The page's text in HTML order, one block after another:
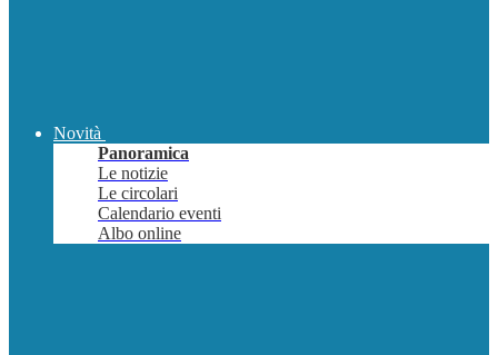
Novità
Panoramica
Le notizie
Le circolari
Calendario eventi
Albo online